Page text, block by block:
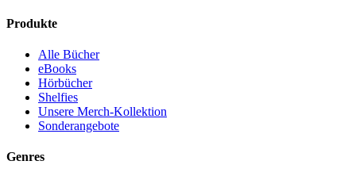
Produkte
Alle Bücher
eBooks
Hörbücher
Shelfies
Unsere Merch-Kollektion
Sonderangebote
Genres